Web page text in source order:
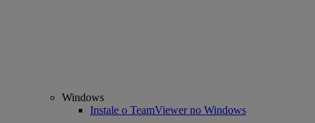
Windows
Instale o TeamViewer no Windows